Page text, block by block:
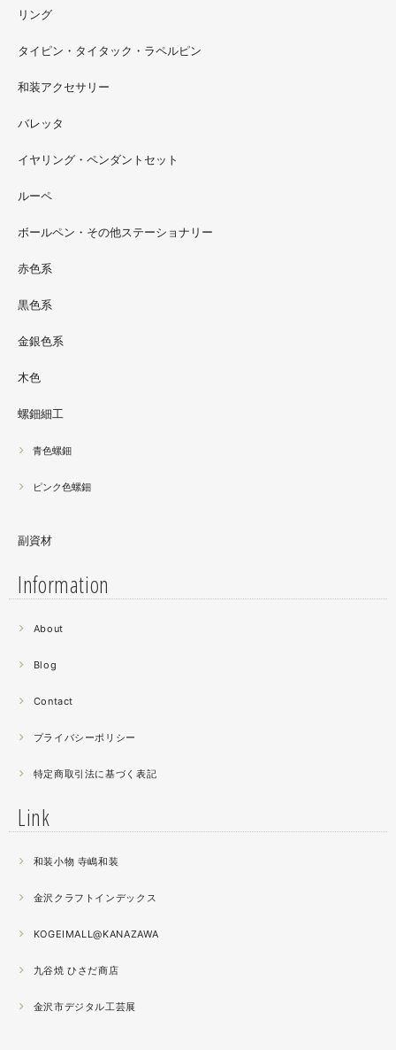
ただ今 東武百貨店船橋店に出展中です。9月20日まで4階
イベントスペースにいます。お近くの方はぜひお越しくだ
螺鈿ソフビでお世話になっているT-BASE銀座ギャラリー
シリーズ』紅里工房螺鈿装飾も展示されています。アクセ
サリーとはまた違った美しさがあると思うのでぜひご覧く
螺鈿細工の工程。青みの強い鮑貝を使ってステンドグラス
曲面に螺鈿するためには貝も小さなカケラを使う必要が...
昔作った２０００ピースのジグソーパズルを思い出す。ひ
薔薇のブローチ木地制作中。
薄く作らねば。。。パキッとやってしまったときの悲しさ
秋の催事シーズンに向けてまた木地を作り始めました。
2021.04
いの桜が満開になりました。
リング
タイピン・タイタック・ラペルピン
和装アクセサリー
バレッタ
イヤリング・ペンダントセット
ルーペ
ボールペン・その他ステーショナリー
赤色系
黒色系
金銀色系
木色
螺鈿細工
青色螺鈿
ピンク色螺鈿
副資材
Information
About
Blog
Contact
プライバシーポリシー
特定商取引法に基づく表記
Link
和装小物 寺嶋和装
金沢クラフトインデックス
KOGEIMALL@KANAZAWA
九谷焼 ひさだ商店
金沢市デジタル工芸展